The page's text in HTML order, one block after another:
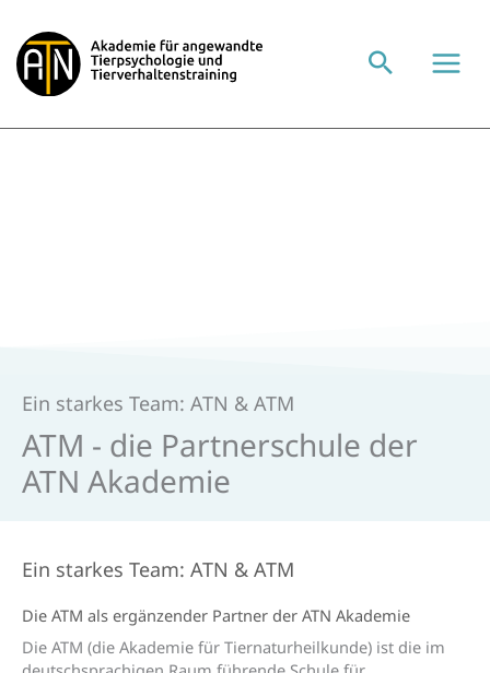
Inhalt
springen
Ein starkes Team: ATN & ATM
ATM - die Partner­schule der
ATN Akademie
Ein starkes Team: ATN & ATM
Die ATM als ergänzender Partner der ATN Akademie
Die ATM (die Akademie für Tiernaturheilkunde) ist die im